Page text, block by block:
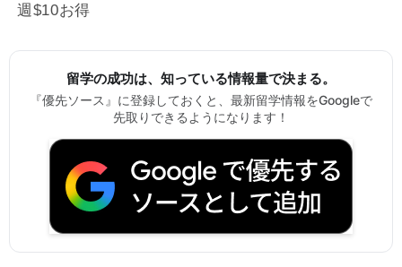
週$10お得
留学の成功は、知っている情報量で決まる。
『優先ソース』に登録しておくと、最新留学情報をGoogleで
先取りできるようになります！